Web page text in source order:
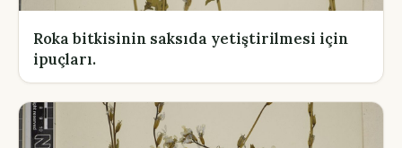
Roka bitkisinin saksıda yetiştirilmesi için
ipuçları.